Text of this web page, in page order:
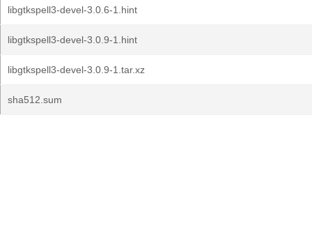
libgtkspell3-devel-3.0.6-1.hint
libgtkspell3-devel-3.0.9-1.hint
libgtkspell3-devel-3.0.9-1.tar.xz
sha512.sum